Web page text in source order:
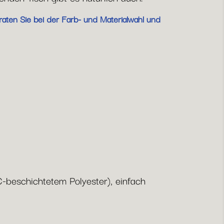
Sie bei der Farb- und Materialwahl und
Polyester), einfach